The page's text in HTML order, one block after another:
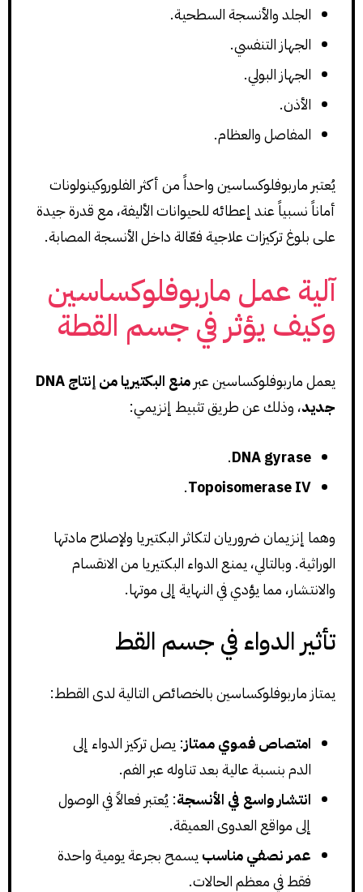
الجلد والأنسجة السطحية.
الجهاز التنفسي.
الجهاز البولي.
الأذن.
المفاصل والعظام.
يُعتبر ماربوفلوكساسين واحداً من أكثر الفلوروكينولونات
أماناً نسبياً عند إعطائه للحيوانات الأليفة، مع قدرة جيدة
على بلوغ تركيزات علاجية فعّالة داخل الأنسجة المصابة.
آلية عمل ماربوفلوكساسين
وكيف يؤثر في جسم القطة
يعمل ماربوفلوكساسين عبر
منع البكتيريا من إنتاج DNA
جديد، وذلك عن طريق تثبيط إنزيمي:
DNA gyrase
.
Topoisomerase IV
.
وهما إنزيمان ضروريان لتكاثر البكتيريا ولإصلاح مادتها
الوراثية. وبالتالي، يمنع الدواء البكتيريا من الانقسام
والانتشار، مما يؤدي في النهاية إلى موتها.
تأثير الدواء في جسم القط
يمتاز ماربوفلوكساسين بالخصائص التالية لدى القطط:
امتصاص فموي ممتاز: يصل تركيز الدواء إلى
الدم بنسبة عالية بعد تناوله عبر الفم.
انتشار واسع في الأنسجة: يُعتبر فعالاً في الوصول
إلى مواقع العدوى العميقة.
عمر نصفي مناسب يسمح بجرعة يومية واحدة
فقط في معظم الحالات.